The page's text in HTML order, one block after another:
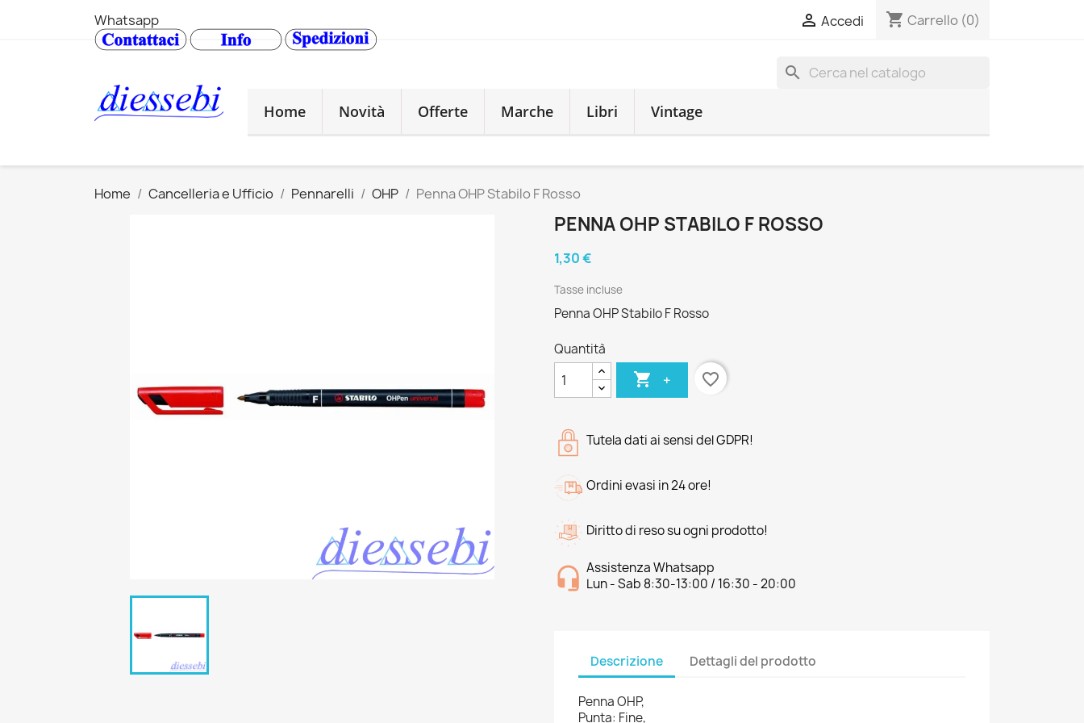
Whatsapp  Accedi shopping_cart Carrello (0)
search
Home
Novità Offerte Marche Libri Vintage
Home Cancelleria e Ufficio Pennarelli OHP Penna OHP Stabilo F Rosso
PENNA OHP STABILO F ROSSO
1,30 €
Tasse incluse
Penna OHP Stabilo F Rosso
Quantità
 + favorite_border
Tutela dati ai sensi del GDPR!
Ordini evasi in 24 ore!
Diritto di reso su ogni prodotto!
Assistenza Whatsapp
Lun - Sab 8:30-13:00 / 16:30 - 20:00
Descrizione Dettagli del prodotto
Penna OHP,
Punta: Fine,